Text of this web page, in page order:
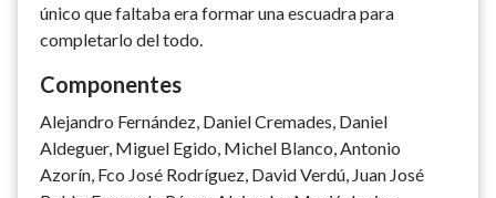
único que faltaba era formar una escuadra para
completarlo del todo.
Componentes
Alejandro Fernández, Daniel Cremades, Daniel
Aldeguer, Miguel Egido, Michel Blanco, Antonio
Azorín, Fco José Rodríguez, David Verdú, Juan José